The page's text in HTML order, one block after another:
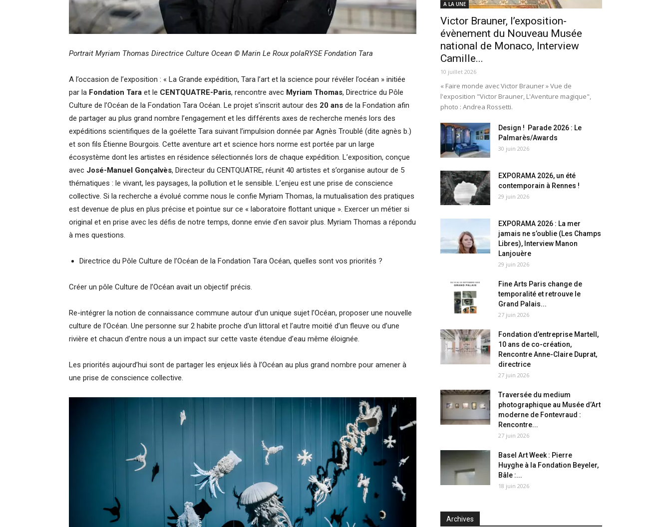
Portrait Myriam Thomas Directrice Culture Ocean © Marin Le Roux polaRYSE Fondation Tara
A l’occasion de l’exposition : « La Grande expédition, Tara l’art et la science pour révéler l’océan » initiée
par la Fondation Tara et le CENTQUATRE-Paris, rencontre avec Myriam Thomas, Directrice du Pôle
Culture de l’Océan de la Fondation Tara Océan. Le projet s’inscrit autour des 20 ans de la Fondation afin
de partager au plus grand nombre l’engagement et les différents axes de recherche menés lors des
expéditions scientifiques de la goélette Tara suivant l’impulsion donnée par Agnès Troublé (dite agnès b.)
et son fils Étienne Bourgois. Cette aventure art et science hors norme est portée par un large
écosystème dont les artistes en résidence sélectionnés lors de chaque expédition. L’exposition, conçue
avec José-Manuel Gonçalvès, Directeur du CENTQUATRE, réunit 40 artistes et s’organise autour de 5
thématiques : le vivant, les paysages, la pollution et le sensible. L’enjeu est une prise de conscience
collective. Si la recherche a évolué comme nous le confie Myriam Thomas, la mutualisation des pratiques
est devenue de plus en plus précise et pointue sur ce « laboratoire flottant unique ». Exercer un métier si
original et en prise avec les défis de notre temps, donne envie d’en savoir plus. Myriam Thomas a répondu
à mes questions.
Directrice du Pôle Culture de l’Océan de la Fondation Tara Océan, quelles sont vos priorités ?
Créer un pôle Culture de l’Océan avait un objectif précis.
Re-intégrer la notion de connaissance commune autour d’un unique sujet l’Océan, proposer une nouvelle
culture de l’Océan. Une personne sur 2 habite proche d’un littoral et l’autre moitié d’un fleuve ou d’une
rivière et chacun d’entre nous a un impact sur cette vaste étendue d’eau même éloignée.
Les priorités aujourd’hui sont de partager les enjeux liés à l’Océan au plus grand nombre pour amener à
une prise de conscience collective.
A LA UNE
Victor Brauner, l’exposition-
évènement du Nouveau Musée
national de Monaco, Interview
Camille...
10 juillet 2026
« Faire monde avec Victor Brauner » Vue de
l'exposition "Victor Brauner, L'Aventure magique",
photo : Andrea Rossetti.
Design ! Parade 2026 : Le
Palmarès/Awards
30 juin 2026
EXPORAMA 2026, un été
contemporain à Rennes !
29 juin 2026
EXPORAMA 2026 : La mer
jamais ne s’oublie (Les Champs
Libres), Interview Manon
Lanjouère
29 juin 2026
Fine Arts Paris change de
temporalité et retrouve le
Grand Palais...
27 juin 2026
Fondation d’entreprise Martell,
10 ans de co-création,
Rencontre Anne-Claire Duprat,
directrice
27 juin 2026
Traversée du medium
photographique au Musée d’Art
moderne de Fontevraud :
Rencontre...
27 juin 2026
Basel Art Week : Pierre
Huyghe à la Fondation Beyeler,
Bâle :...
18 juin 2026
Archives